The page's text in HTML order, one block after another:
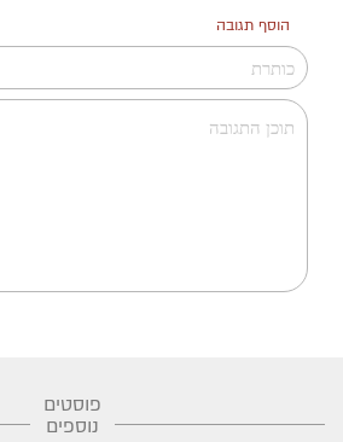
הוסף תגובה
פוסטים
נוספים